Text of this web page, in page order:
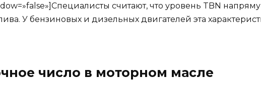
считают, что уровень TBN
У бензиновых и дизельных двигателей эта
число в моторном масле